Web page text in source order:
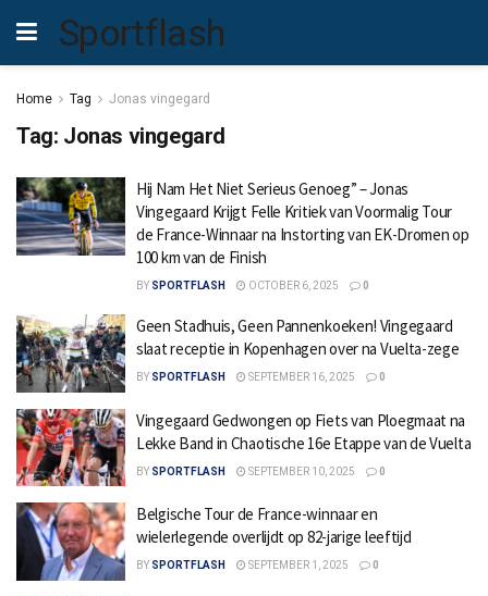
Sportflash
Home Tag Jonas vingegard
Tag: Jonas vingegard
Hij Nam Het Niet Serieus Genoeg” – Jonas
Vingegaard Krijgt Felle Kritiek van Voormalig Tour
de France-Winnaar na Instorting van EK-Dromen op
100 km van de Finish
BY SPORTFLASH OCTOBER 6, 2025 0
Geen Stadhuis, Geen Pannenkoeken! Vingegaard
slaat receptie in Kopenhagen over na Vuelta-zege
BY SPORTFLASH SEPTEMBER 16, 2025 0
Vingegaard Gedwongen op Fiets van Ploegmaat na
Lekke Band in Chaotische 16e Etappe van de Vuelta
BY SPORTFLASH SEPTEMBER 10, 2025 0
Belgische Tour de France-winnaar en
wielerlegende overlijdt op 82-jarige leeftijd
BY SPORTFLASH SEPTEMBER 1, 2025 0